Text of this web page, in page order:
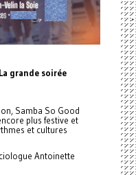
grande soirée
Samba So Good
plus festive et
et cultures
Antoinette